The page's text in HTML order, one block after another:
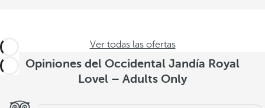
Ver todas las ofertas
Opiniones del Occidental Jandía Royal
Lovel – Adults Only